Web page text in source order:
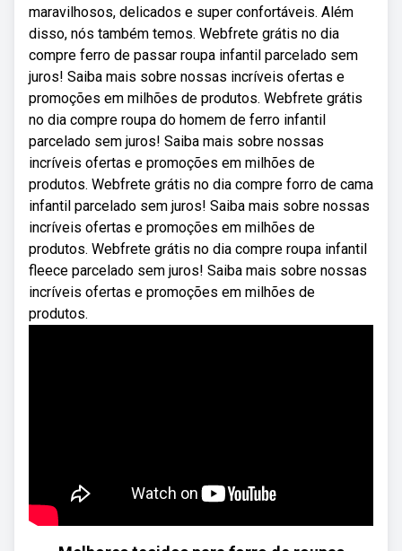
maravilhosos, delicados e super confortáveis. Além
disso, nós também temos. Webfrete grátis no dia
compre ferro de passar roupa infantil parcelado sem
juros! Saiba mais sobre nossas incríveis ofertas e
promoções em milhões de produtos. Webfrete grátis
no dia compre roupa do homem de ferro infantil
parcelado sem juros! Saiba mais sobre nossas
incríveis ofertas e promoções em milhões de
produtos. Webfrete grátis no dia compre forro de cama
infantil parcelado sem juros! Saiba mais sobre nossas
incríveis ofertas e promoções em milhões de
produtos. Webfrete grátis no dia compre roupa infantil
fleece parcelado sem juros! Saiba mais sobre nossas
incríveis ofertas e promoções em milhões de
produtos.